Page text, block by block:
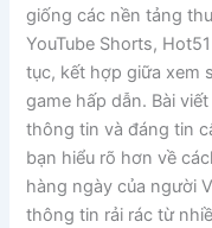
giống các nền tảng
YouTube Shorts,
tục, kết hợp giữa xem
game hấp dẫn. Bài
thông tin và đáng tin
bạn hiểu rõ hơn về
hàng ngày của người
thông tin rải rác từ